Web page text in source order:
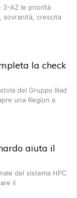
3-AZ le priorità
sovranità, crescita
la check
del Gruppo Iliad
una Region a
aiuta il
del sistema HPC
il